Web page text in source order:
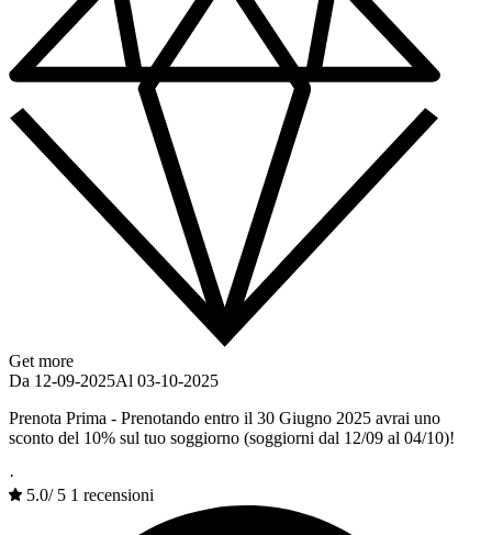
Get more
Da 12-09-2025Al 03-10-2025
Prenota Prima - Prenotando entro il 30 Giugno 2025 avrai uno
sconto del 10% sul tuo soggiorno (soggiorni dal 12/09 al 04/10)!
·
5.0/ 5 1 recensioni